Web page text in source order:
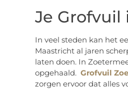
Je
In veel steden kan het
Maastricht al jaren
laten doen. In
opgehaald. Grofvuil
zorgen ervoor dat alles